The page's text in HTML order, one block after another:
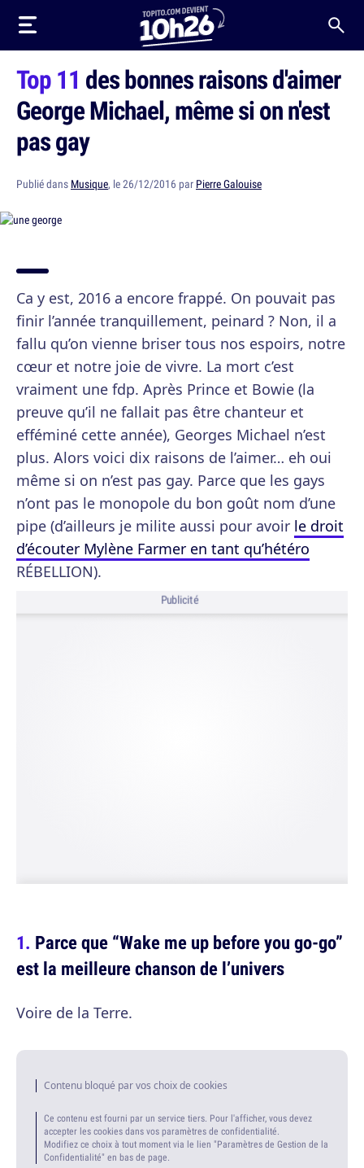
Top 11 des bonnes raisons d'aimer
George Michael, même si on n'est
pas gay
Publié dans Musique, le 26/12/2016 par Pierre Galouise
Ca y est, 2016 a encore frappé. On pouvait pas
finir l’année tranquillement, peinard ? Non, il a
fallu qu’on vienne briser tous nos espoirs, notre
cœur et notre joie de vivre. La mort c’est
vraiment une fdp. Après Prince et Bowie (la
preuve qu’il ne fallait pas être chanteur et
efféminé cette année), Georges Michael n’est
plus. Alors voici dix raisons de l’aimer… eh oui
même si on n’est pas gay. Parce que les gays
n’ont pas le monopole du bon goût nom d’une
pipe (d’ailleurs je milite aussi pour avoir le droit
d’écouter Mylène Farmer en tant qu’hétéro
RÉBELLION).
Publicité
Parce que “Wake me up before you go-go”
est la meilleure chanson de l’univers
Voire de la Terre.
Contenu bloqué par vos choix de cookies
Ce contenu est fourni par un service tiers. Pour l'afficher, vous devez
accepter les cookies dans vos paramètres de confidentialité.
Modifiez ce choix à tout moment via le lien "Paramètres de Gestion de la
Confidentialité" en bas de page.